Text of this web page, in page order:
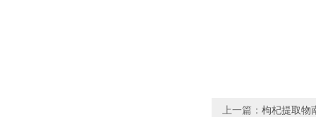
上一篇： 枸杞提取物